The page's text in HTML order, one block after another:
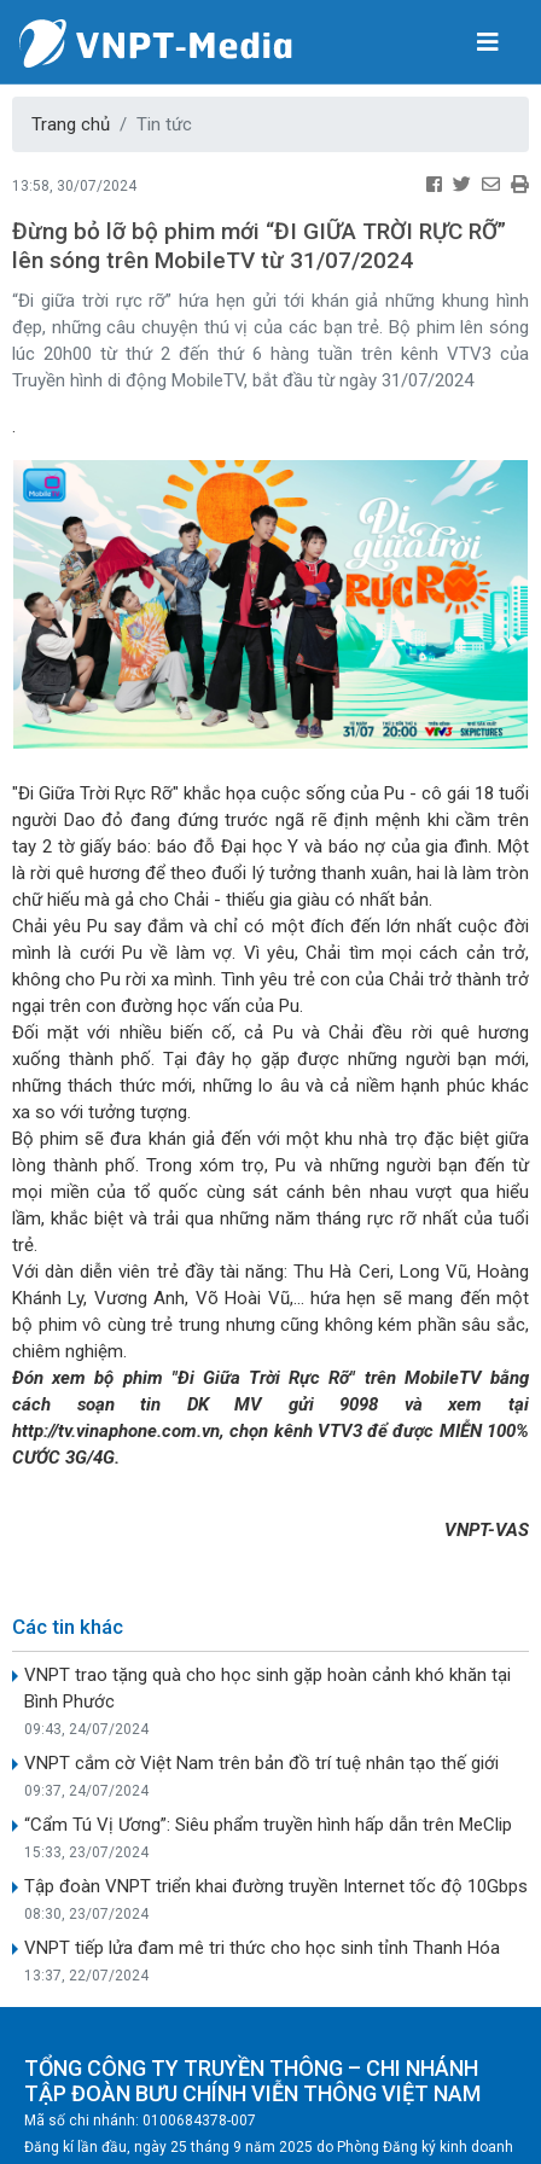
Trang chủ Tin tức
13:58, 30/07/2024
Đừng bỏ lỡ bộ phim mới “ĐI GIỮA TRỜI RỰC RỠ”
lên sóng trên MobileTV từ 31/07/2024
“Đi giữa trời rực rỡ” hứa hẹn gửi tới khán giả những khung hình
đẹp, những câu chuyện thú vị của các bạn trẻ. Bộ phim lên sóng
lúc 20h00 từ thứ 2 đến thứ 6 hàng tuần trên kênh VTV3 của
Truyền hình di động MobileTV, bắt đầu từ ngày 31/07/2024
.
"Đi Giữa Trời Rực Rỡ" khắc họa cuộc sống của Pu - cô gái 18 tuổi
người Dao đỏ đang đứng trước ngã rẽ định mệnh khi cầm trên
tay 2 tờ giấy báo: báo đỗ Đại học Y và báo nợ của gia đình. Một
là rời quê hương để theo đuổi lý tưởng thanh xuân, hai là làm tròn
chữ hiếu mà gả cho Chải - thiếu gia giàu có nhất bản.
Chải yêu Pu say đắm và chỉ có một đích đến lớn nhất cuộc đời
mình là cưới Pu về làm vợ. Vì yêu, Chải tìm mọi cách cản trở,
không cho Pu rời xa mình. Tình yêu trẻ con của Chải trở thành trở
ngại trên con đường học vấn của Pu.
Đối mặt với nhiều biến cố, cả Pu và Chải đều rời quê hương
xuống thành phố. Tại đây họ gặp được những người bạn mới,
những thách thức mới, những lo âu và cả niềm hạnh phúc khác
xa so với tưởng tượng.
Bộ phim sẽ đưa khán giả đến với một khu nhà trọ đặc biệt giữa
lòng thành phố. Trong xóm trọ, Pu và những người bạn đến từ
mọi miền của tổ quốc cùng sát cánh bên nhau vượt qua hiểu
lầm, khắc biệt và trải qua những năm tháng rực rỡ nhất của tuổi
trẻ.
Với dàn diễn viên trẻ đầy tài năng: Thu Hà Ceri, Long Vũ, Hoàng
Khánh Ly, Vương Anh, Võ Hoài Vũ,... hứa hẹn sẽ mang đến một
bộ phim vô cùng trẻ trung nhưng cũng không kém phần sâu sắc,
chiêm nghiệm.
Đón xem bộ phim "Đi Giữa Trời Rực Rỡ" trên MobileTV bằng
cách soạn tin DK MV gửi 9098 và xem tại
http://tv.vinaphone.com.vn, chọn kênh VTV3 để được MIỄN 100%
CƯỚC 3G/4G.
VNPT-VAS
Các tin khác
VNPT trao tặng quà cho học sinh gặp hoàn cảnh khó khăn tại
Bình Phước
09:43, 24/07/2024
VNPT cắm cờ Việt Nam trên bản đồ trí tuệ nhân tạo thế giới
09:37, 24/07/2024
“Cẩm Tú Vị Ương”: Siêu phẩm truyền hình hấp dẫn trên MeClip
15:33, 23/07/2024
Tập đoàn VNPT triển khai đường truyền Internet tốc độ 10Gbps
08:30, 23/07/2024
VNPT tiếp lửa đam mê tri thức cho học sinh tỉnh Thanh Hóa
13:37, 22/07/2024
TỔNG CÔNG TY TRUYỀN THÔNG – CHI NHÁNH
TẬP ĐOÀN BƯU CHÍNH VIỄN THÔNG VIỆT NAM
Mã số chi nhánh: 0100684378-007
Đăng kí lần đầu, ngày 25 tháng 9 năm 2025 do Phòng Đăng ký kinh doanh